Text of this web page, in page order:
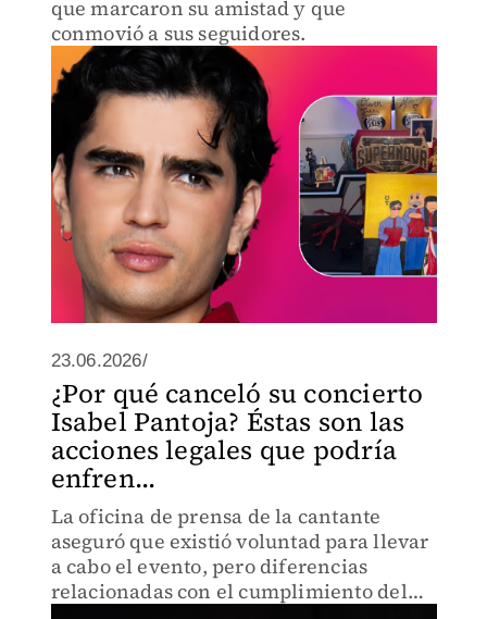
que marcaron su amistad y que
conmovió a sus seguidores.
23.06.2026/
¿Por qué canceló su concierto
Isabel Pantoja? Éstas son las
acciones legales que podría
enfren...
La oficina de prensa de la cantante
aseguró que existió voluntad para llevar
a cabo el evento, pero diferencias
relacionadas con el cumplimiento del